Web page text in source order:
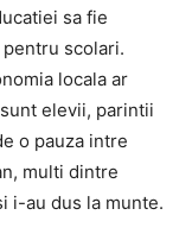
sa fie
scolari.
locala ar
elevii, parintii
o pauza intre
multi dintre
i-au dus la munte.